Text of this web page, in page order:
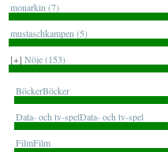
monarkin (7)
mustaschkampen (5)
[+] Nöje (153)
BöckerBöcker
Data- och tv-spelData- och tv-spel
FilmFilm